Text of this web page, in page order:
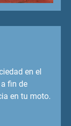
en el
fin de
en tu moto.